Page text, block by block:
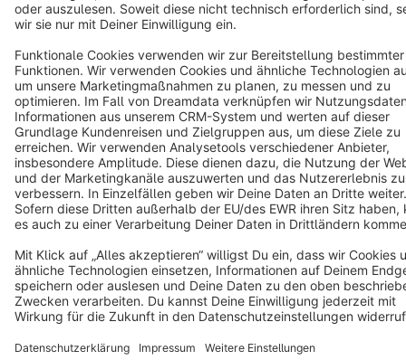
Cookie settings
Copyright © shopware AG - All rights reserved
Notice: * All prices are quoted net of the statutory value-added tax